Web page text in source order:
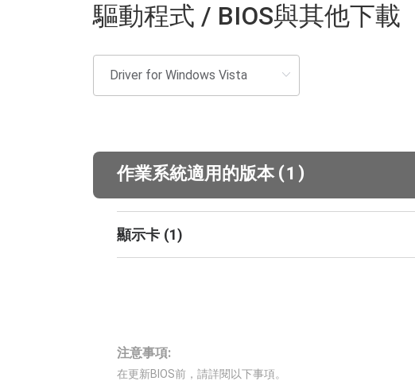
驅動程式 / BIOS與其他下載
作業系統適用的版本 (1 )
顯示卡 (1)
注意事項:
在更新BIOS前，請詳閱以下事項。